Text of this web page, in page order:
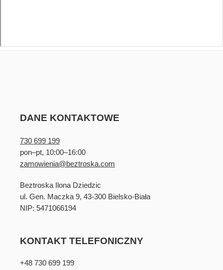
DANE KONTAKTOWE
730 699 199
pon–pt, 10:00–16:00
zamowienia@beztroska.com
Beztroska Ilona Dziedzic
ul. Gen. Maczka 9, 43-300 Bielsko-Biała
NIP: 5471066194
KONTAKT TELEFONICZNY
+48 730 699 199